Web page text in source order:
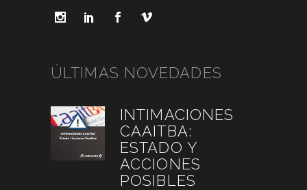
ÚLTIMAS NOVEDADES
INTIMACIONES
CAAITBA:
ESTADO Y
ACCIONES
POSIBLES